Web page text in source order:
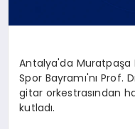
Antalya'da Muratpaşa
Spor Bayramı'nı Prof.
gitar orkestrasından
kutladı.